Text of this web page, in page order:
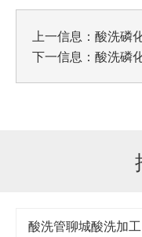
上一信息： 酸洗磷
下一信息： 酸洗磷
酸洗管聊城酸洗加工